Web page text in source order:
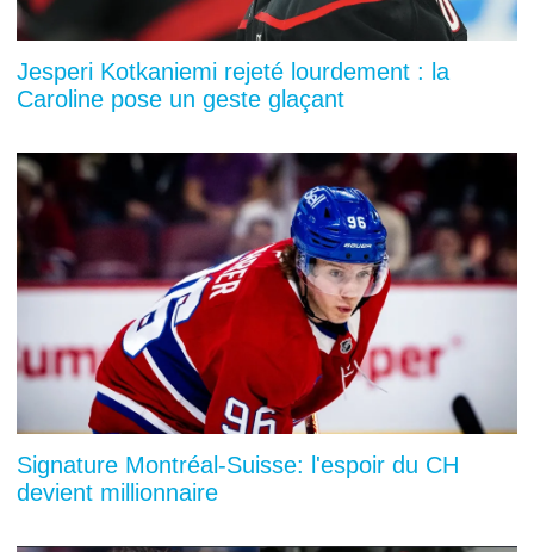
Jesperi Kotkaniemi rejeté lourdement : la
Caroline pose un geste glaçant
Signature Montréal-Suisse: l'espoir du CH
devient millionnaire